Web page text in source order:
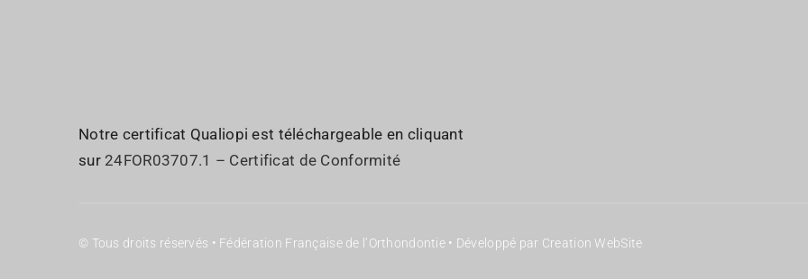
Notre certificat Qualiopi est téléchargeable en cliquant
sur24FOR03707.1 – Certificat de Conformité
© Tous droits réservés • Fédération Française de l’Orthondontie • Développé par Creation WebSite